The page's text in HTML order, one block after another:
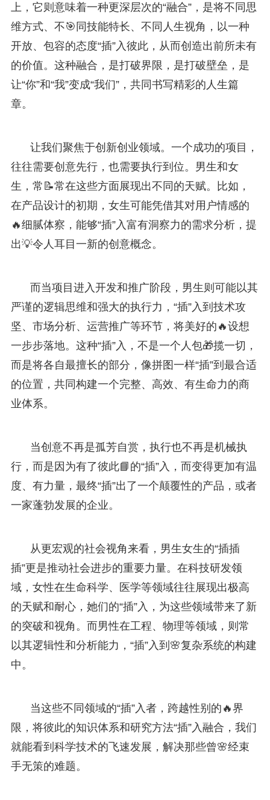
上，它则意味着一种更深层次的“融合”，是将不同思
维方式、不🎯同技能特长、不同人生视角，以一种
开放、包容的态度“插”入彼此，从而创造出前所未有
的价值。这种融合，是打破界限，是打破壁垒，是
让“你”和“我”变成“我们”，共同书写精彩的人生篇
章。
让我们聚焦于创新创业领域。一个成功的项目，
往往需要创意先行，也需要执行到位。男生和女
生，常📝常在这些方面展现出不同的天赋。比如，
在产品设计的初期，女生可能凭借其对用户情感的
🔥细腻体察，能够“插”入富有洞察力的需求分析，提
出💡令人耳目一新的创意概念。
而当项目进入开发和推广阶段，男生则可能以其
严谨的逻辑思维和强大的执行力，“插”入到技术攻
坚、市场分析、运营推广等环节，将美好的🔥设想
一步步落地。这种“插”入，不是一个人包🎁揽一切，
而是将各自最擅长的部分，像拼图一样“插”到最合适
的位置，共同构建一个完整、高效、有生命力的商
业体系。
当创意不再是孤芳自赏，执行也不再是机械执
行，而是因为有了彼此📘的“插”入，而变得更加有温
度、有力量，最终“插”出了一个颠覆性的产品，或者
一家蓬勃发展的企业。
从更宏观的社会视角来看，男生女生的“插插
插”更是推动社会进步的重要力量。在科技研发领
域，女性在生命科学、医学等领域往往展现出极高
的天赋和耐心，她们的“插”入，为这些领域带来了新
的突破和视角。而男性在工程、物理等领域，则常
以其逻辑性和分析能力，“插”入到🌸复杂系统的构建
中。
当这些不同领域的“插”入者，跨越性别的🔥界
限，将彼此的知识体系和研究方法“插”入融合，我们
就能看到科学技术的飞速发展，解决那些曾🌸经束
手无策的难题。